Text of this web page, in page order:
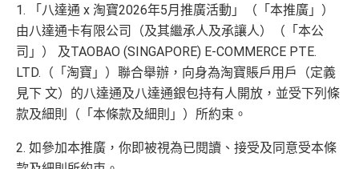
1. 「八達通 x 淘寶2026年5月推廣活動」（「本推廣」）
由八達通卡有限公司（及其繼承人及承讓人）（「本公
司」） 及TAOBAO (SINGAPORE) E-COMMERCE PTE.
LTD.（「淘寶」）聯合舉辦，向身為淘寶賬戶用戶（定義
見下 文）的八達通及八達通銀包持有人開放，並受下列條
款及細則（「本條款及細則」）所約束。
2. 如參加本推廣，你即被視為已閱讀、接受及同意受本條